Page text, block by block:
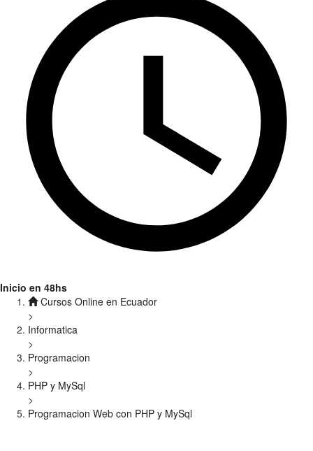
Inicio en 48hs
Cursos Online en Ecuador
>
Informatica
>
Programacion
>
PHP y MySql
>
Programacion Web con PHP y MySql